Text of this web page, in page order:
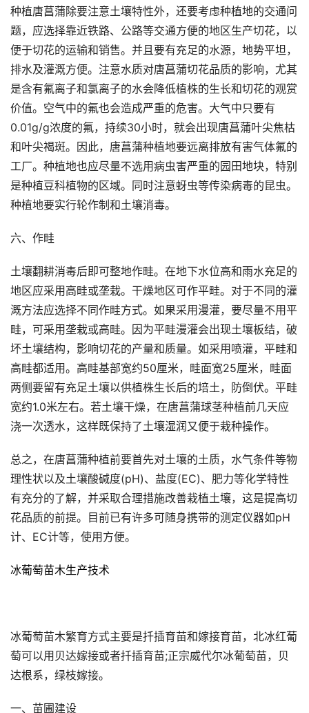
种植唐菖蒲除要注意土壤特性外，还要考虑种植地的交通问
题，应选择靠近铁路、公路等交通方便的地区生产切花，以
便于切花的运输和销售。并且要有充足的水源，地势平坦，
排水及灌溉方便。注意水质对唐菖蒲切花品质的影响，尤其
是含有氟离子和氯离子的水会降低植株的生长和切花的观赏
价值。空气中的氟也会造成严重的危害。大气中只要有
0.01g/g浓度的氟，持续30小时，就会出现唐菖蒲叶尖焦枯
和叶尖褐斑。因此，唐菖蒲种植地要远离排放有害气体氟的
工厂。种植地也应尽量不选用病虫害严重的园田地块，特别
是种植豆科植物的区域。同时注意蚜虫等传染病毒的昆虫。
种植地要实行轮作制和土壤消毒。
六、作畦
土壤翻耕消毒后即可整地作畦。在地下水位高和雨水充足的
地区应采用高畦或垄栽。干燥地区可作平畦。对于不同的灌
溉方法应选择不同作畦方式。如果采用漫灌，要尽量不用平
畦，可采用垄栽或高畦。因为平畦漫灌会出现土壤板结，破
坏土壤结构，影响切花的产量和质量。如采用喷灌，平畦和
高畦都适用。高畦基部宽约50厘米，畦面宽25厘米，畦面
两侧要留有充足土壤以供植株生长后的培土，防倒伏。平畦
宽约1.0米左右。若土壤干燥，在唐菖蒲球茎种植前几天应
浇一次透水，这样既保持了土壤湿润又便于栽种操作。
总之，在唐菖蒲种植前要首先对土壤的土质，水气条件等物
理性状以及土壤酸碱度(pH)、盐度(EC)、肥力等化学特性
有充分的了解，并采取合理措施改善栽植土壤，这是提高切
花品质的前提。目前已有许多可随身携带的测定仪器如pH
计、EC计等，使用方便。
冰葡萄苗木生产技术
冰葡萄苗木繁育方式主要是扦插育苗和嫁接育苗，北冰红葡
萄可以用贝达嫁接或者扦插育苗;正宗威代尔冰葡萄苗，贝
达根系，绿枝嫁接。
一、苗圃建设